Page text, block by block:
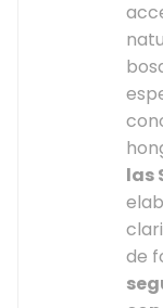
las
de